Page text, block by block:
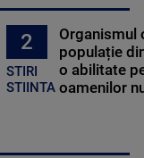
2
STIRI
STIINTA
Organismul
populație
o abilitate
oamenilor